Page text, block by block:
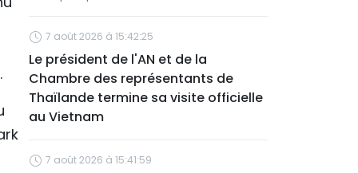
7 août 2026 à 15:42:25
Le président de l'AN et de la
Chambre des représentants de
Thaïlande termine sa visite officielle
au Vietnam
7 août 2026 à 15:41:59